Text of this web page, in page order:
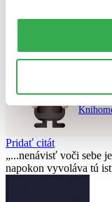
Nebol nájdenýžiadny
Skúste prosím zmeniť
Náš
Pridať citát
...nenávisť voči sebe
napokon vyvoláva tú